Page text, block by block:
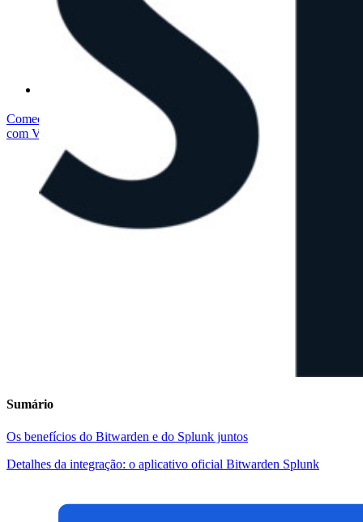
Central de ajuda
Cursos
Fórum da comunidade
Serviços empresariais
Comece gratuitamente Comece gratuitamente Fale com Vendas
com Vendas
Sumário
Os benefícios do Bitwarden e do Splunk juntos
Detalhes da integração: o aplicativo oficial Bitwarden Splunk